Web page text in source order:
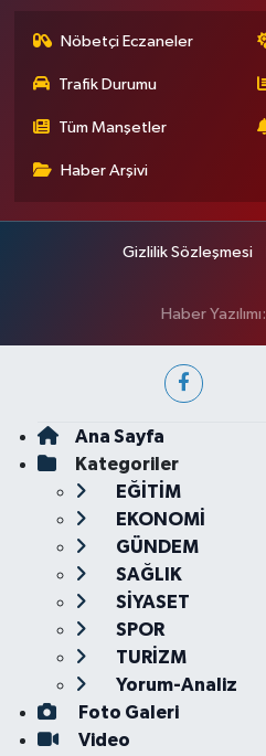
Nöbetçi Eczaneler
Trafik Durumu
Tüm Manşetler
Haber Arşivi
Gizlilik Sözleşmesi
Haber Yazılımı:
Ana Sayfa
Kategoriler
EĞİTİM
EKONOMİ
GÜNDEM
SAĞLIK
SİYASET
SPOR
TURİZM
Yorum-Analiz
Foto Galeri
Video